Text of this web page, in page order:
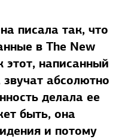
писала так, что
в The New
этот, написанный
абсолютно
делала ее
быть, она
и потому